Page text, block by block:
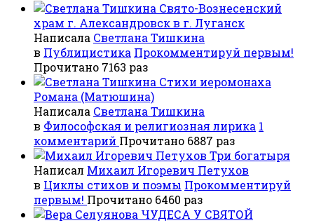
Свято-Вознесенский
храм г. Александровск в г. Луганск
Написала Светлана Тишкина
в Публицистика Прокомментируй первым!
Прочитано 7163 раз
Стихи иеромонаха
Романа (Матюшина)
Написала Светлана Тишкина
в Философская и религиозная лирика 1
комментарий Прочитано 6887 раз
Три богатыря
Написал Михаил Игоревич Петухов
в Циклы стихов и поэмы Прокомментируй
первым! Прочитано 6460 раз
ЧУДЕСА У СВЯТОЙ